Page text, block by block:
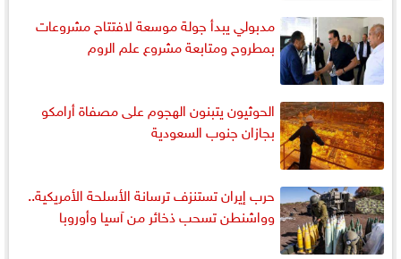
مدبولي يبدأ جولة موسعة لافتتاح مشروعات
بمطروح ومتابعة مشروع علم الروم
الحوثيون يتبنون الهجوم على مصفاة أرامكو
بجازان جنوب السعودية
حرب إيران تستنزف ترسانة الأسلحة الأمريكية..
وواشنطن تسحب ذخائر من آسيا وأوروبا